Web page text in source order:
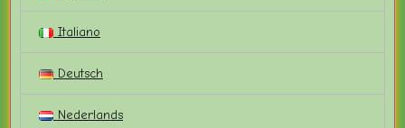
Italiano
Deutsch
Nederlands